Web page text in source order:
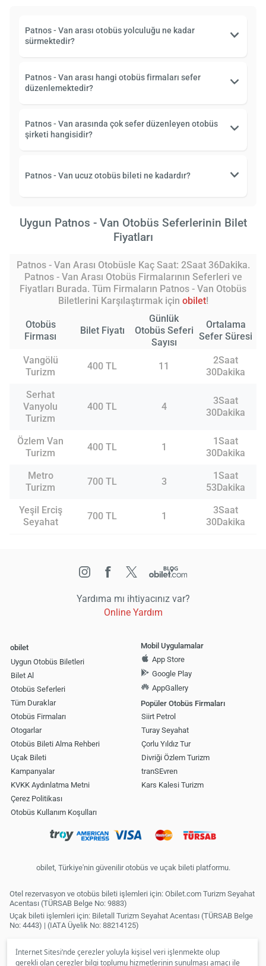
İnternet Sitesi’nde çerezler yoluyla kişisel veri işlenmekte olup
gerekli olan çerezler bilgi toplumu hizmetlerinin sunulması amacı ile
Patnos - Van arası otobüs yolculuğu ne kadar
sürmektedir?
Patnos - Van arası hangi otobüs firmaları sefer
düzenlemektedir?
Patnos - Van arasında çok sefer düzenleyen otobüs
şirketi hangisidir?
Patnos - Van ucuz otobüs bileti ne kadardır?
Uygun Patnos - Van Otobüs Seferlerinin Bilet
Fiyatları
Patnos - Van Arası Otobüsle Kaç Saat: 2Saat 36Dakika.
Patnos - Van Arası Otobüs Firmalarının Seferleri ve
Fiyatları Burada. Tüm Firmaların Patnos - Van Otobüs
Biletlerini Karşılaştırmak için obilet!
Otobüs
Firması
Bilet Fiyatı
Günlük
Otobüs Seferi
Sayısı
Ortalama
Sefer Süresi
Vangölü
Turizm
400 TL 11
2Saat
30Dakika
Serhat
Vanyolu
Turizm
400 TL 4
3Saat
30Dakika
Özlem Van
Turizm
400 TL 1
1Saat
30Dakika
Metro
Turizm
700 TL 3
1Saat
53Dakika
Yeşil Erciş
Seyahat
700 TL 1
3Saat
30Dakika
Yardıma mı ihtiyacınız var?
Online Yardım
obilet
Uygun Otobüs Biletleri
Bilet Al
Otobüs Seferleri
Tüm Duraklar
Otobüs Firmaları
Otogarlar
Otobüs Bileti Alma Rehberi
Uçak Bileti
Kampanyalar
KVKK Aydınlatma Metni
Çerez Politikası
Otobüs Kullanım Koşulları
Mobil Uygulamalar
App Store
Google Play
AppGallery
Popüler Otobüs Firmaları
Siirt Petrol
Turay Seyahat
Çorlu Yıldız Tur
Divriği Özlem Turizm
tranSEvren
Kars Kalesi Turizm
obilet, Türkiye'nin güvenilir otobüs ve uçak bileti platformu.
Otel rezervasyon ve otobüs bileti işlemleri için: Obilet.com Turizm Seyahat
Acentası (TÜRSAB Belge No: 9883)
Uçak bileti işlemleri için: Biletall Turizm Seyahat Acentası (TÜRSAB Belge
No: 4443) | (IATA Üyelik No: 88214125)